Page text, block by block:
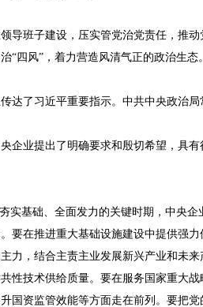
导班子建设，压实管党治党责任，推
“四风”，着力营造风清气正的政治生态。
达了习近平重要指示。中共中央政治
企业提出了明确要求和殷切希望，具
实基础、全面发力的关键时期，中央
要在推进重大基础设施建设中提供强
力，结合主责主业发展新兴产业和未
性技术供给质量。要在服务国家重大
国资监管效能等方面走在前列。要把